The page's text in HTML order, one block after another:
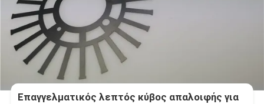
Επαγγελματικός λεπτός κύβος απαλοιφής για